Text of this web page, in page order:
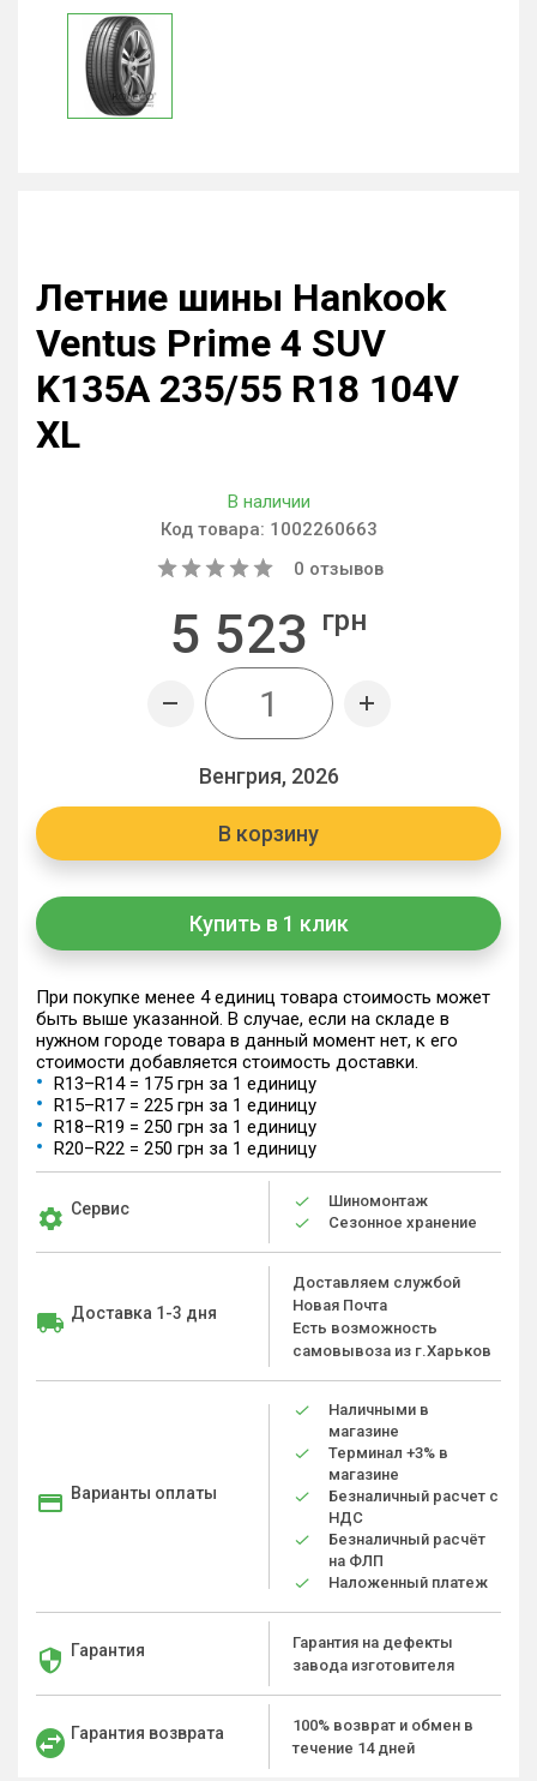
Летние шины Hankook
Ventus Prime 4 SUV
K135A 235/55 R18 104V
XL
В наличии
Код товара: 1002260663
0 отзывов
5 523 грн
Венгрия, 2026
В корзину
Купить в 1 клик
При покупке менее 4 единиц товара стоимость может
быть выше указанной. В случае, если на складе в
нужном городе товара в данный момент нет, к его
стоимости добавляется стоимость доставки.
R13–R14 = 175 грн за 1 единицу
R15–R17 = 225 грн за 1 единицу
R18–R19 = 250 грн за 1 единицу
R20–R22 = 250 грн за 1 единицу
Сервис
Шиномонтаж
Сезонное хранение
Доставка 1-3 дня
Доставляем службой
Новая Почта
Есть возможность
самовывоза из г.Харьков
Варианты оплаты
Наличными в
магазине
Терминал +3% в
магазине
Безналичный расчет с
НДС
Безналичный расчёт
на ФЛП
Наложенный платеж
Гарантия
Гарантия на дефекты
завода изготовителя
Гарантия возврата
100% возврат и обмен в
течение 14 дней